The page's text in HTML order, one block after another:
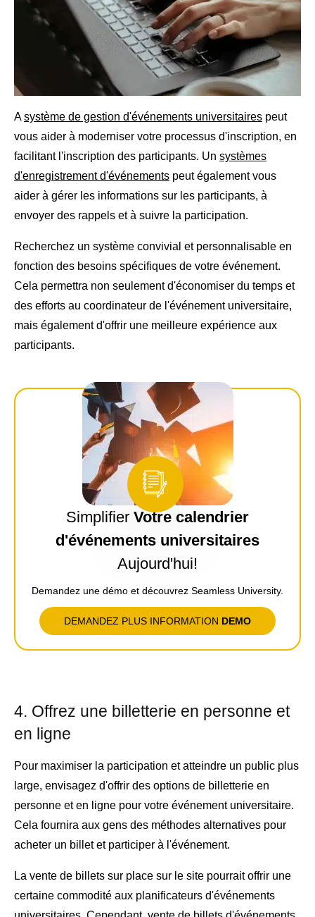
Asystème de gestion d'événements universitaires peut
vous aider à moderniser votre processus d'inscription, en
facilitant l'inscription des participants. Un systèmes
d'enregistrement d'événements peut également vous
aider à gérer les informations sur les participants, à
envoyer des rappels et à suivre la participation.
Recherchez un système convivial et personnalisable en
fonction des besoins spécifiques de votre événement.
Cela permettra non seulement d'économiser du temps et
des efforts au coordinateur de l'événement universitaire,
mais également d'offrir une meilleure expérience aux
participants.
Simplifier Votre calendrier
d'événements universitaires
Aujourd'hui!
Demandez une démo et découvrez Seamless University.
DEMANDEZ PLUS INFORMATION DEMO
4. Offrez une billetterie en personne et
en ligne
Pour maximiser la participation et atteindre un public plus
large, envisagez d'offrir des options de billetterie en
personne et en ligne pour votre événement universitaire.
Cela fournira aux gens des méthodes alternatives pour
acheter un billet et participer à l'événement.
La vente de billets sur place sur le site pourrait offrir une
certaine commodité aux planificateurs d'événements